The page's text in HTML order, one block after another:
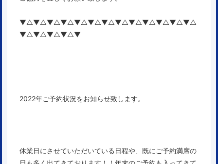
▼△▼△▼△▼△▼△▼△▼△▼△▼△▼△▼△▼△▼△
▼△▼△▼△▼△▼
2022年ご予約状況をお知らせ致します。
休業日にさせていただいている日程や、既にご予約満席の